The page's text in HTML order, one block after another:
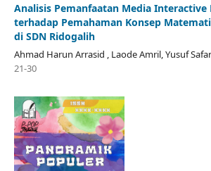
Analisis Pemanfaatan Media Interactive
terhadap Pemahaman Konsep
di SDN Ridogalih
Ahmad Harun Arrasid , Laode Amril, Yusuf
21-30